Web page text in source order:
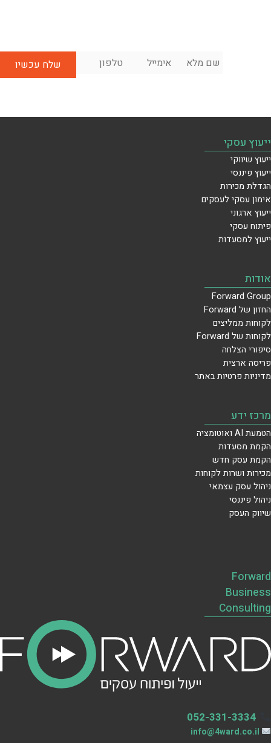
שם
מלא
אימייל *
ייעוץ עסקי
ייעוץ שיווקי
ייעוץ פיננסי
הגדלת מכירות
אימון עסקי לעסקים
ייעוץ ארגוני
פיתוח עסקי
ייעוץ למסעדות
אודות
Forward Group
החזון של Forward
לקוחות ממליצים
לקוחות של Forward
סיפורי הצלחה
פריסה ארצית
מדיניות פרטיות באתר
מרכז ידע
הטמעת AI ואוטומציה
הקמת מסעדות
הקמת עסק חדש
מכירות ושרות לקוחות
ניהול עסק עצמאי
ניהול פיננסי
שיווק העסק
Forward
Business
Consulting
052-331-3334
info@4ward.co.il